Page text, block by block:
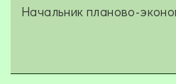
Начальник планово-